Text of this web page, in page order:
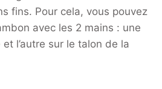
fins. Pour cela, vous pouvez
avec les 2 mains : une
l’autre sur le talon de la